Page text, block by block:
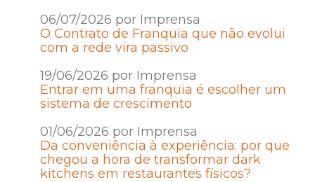
06/07/2026 por Imprensa
O Contrato de Franquia que não evolui
com a rede vira passivo
19/06/2026 por Imprensa
Entrar em uma franquia é escolher um
sistema de crescimento
01/06/2026 por Imprensa
Da conveniência à experiência: por que
chegou a hora de transformar dark
kitchens em restaurantes físicos?